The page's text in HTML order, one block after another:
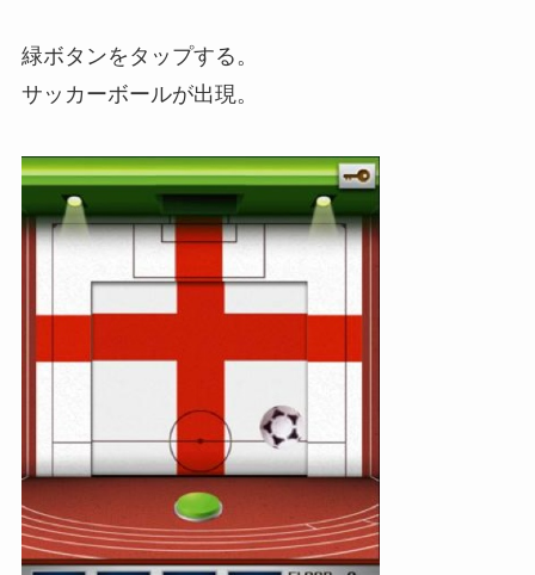
緑ボタンをタップする。
サッカーボールが出現。